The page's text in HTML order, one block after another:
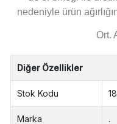
nedeniyle ürün
Ort.
Diğer Özellikler
Stok Kodu
Marka .